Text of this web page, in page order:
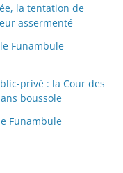
la tentation de
assermenté
Funambule
privé : la Cour des
boussole
Funambule